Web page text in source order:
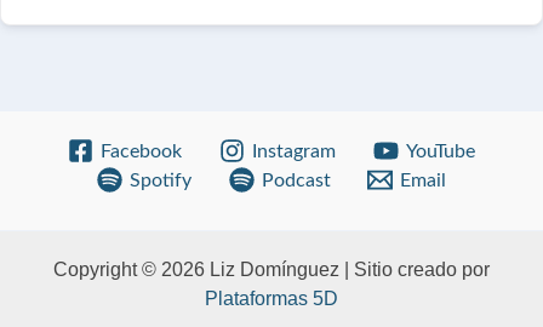
Facebook Instagram
YouTube
Spotify
Podcast Email
Copyright © 2026 Liz Domínguez | Sitio creado por
Plataformas 5D